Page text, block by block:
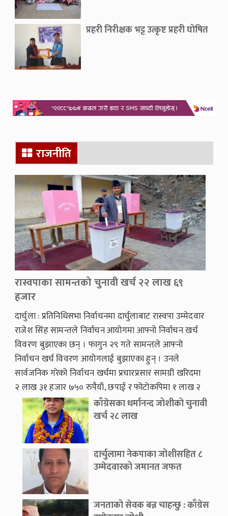
प्रहरी निरीक्षक भट्ट उत्कृष्ट प्रहरी घोषित
राजनीति
रास्वपाका सामन्तको चुनावी खर्च २२ लाख ६९
हजार
दार्चुला : प्रतिनिधिसभा निर्वाचनमा दार्चुलाबाट रास्वपा उम्मेदवार
राजेश सिंह सामन्तले निर्वाचन आयोगमा आफ्नो निर्वाचन खर्च
विवरण बुझाएका छन् । फागुन २९ गते सामन्तले आफ्नो
निर्वाचन खर्च विवरण आयोगलाई बुझाएका हुन् । उनले
सार्वजनिक गरेको निर्वाचन खर्चमा प्रचारप्रसार सामग्री खरिदमा
२ लाख ३१ हजार ७५० रुपैयाँ, छपाई र फोटोकपिमा १ लाख २
हजार ६२० रुपैयाँ, सवारी साधन भाडामा ४ लाख ४१ हजार
१९० रुपैयाँ, वडा, पालिकास्तरमा प्रचारप्रसारमा ११ लाख ७०
हजार
काँग्रेसका धर्मानन्द जोशीको चुनावी
खर्च २८ लाख
दार्चुलामा नेकपाका जोशीसहित ८
उम्मेदवारको जमानत जफत
जनताको सेवक बन्न चाहन्छु : काँग्रेस